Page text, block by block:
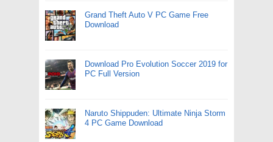
Grand Theft Auto V PC Game Free
Download
Download Pro Evolution Soccer 2019 for
PC Full Version
Naruto Shippuden: Ultimate Ninja Storm
4 PC Game Download